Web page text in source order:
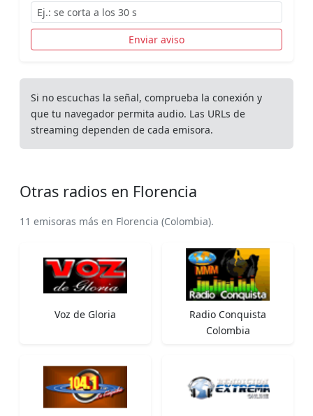
Enviar aviso
Si no escuchas la señal, comprueba la conexión y
que tu navegador permita audio. Las URLs de
streaming dependen de cada emisora.
Otras radios en Florencia
11 emisoras más en Florencia (Colombia).
Voz de Gloria
Radio Conquista
Colombia